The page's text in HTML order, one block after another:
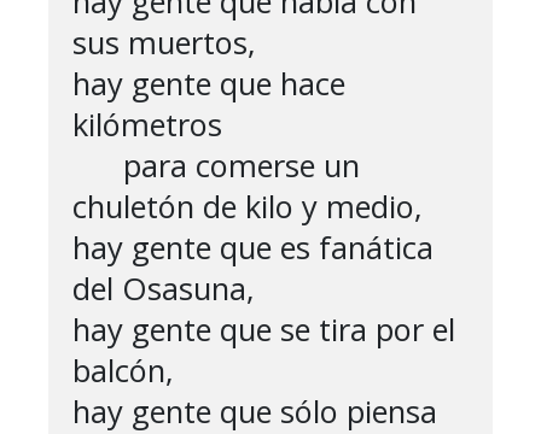
sus muertos,
hay gente que hace
kilómetros
para comerse un
chuletón de kilo y medio,
hay gente que es fanática
del Osasuna,
hay gente que se tira por el
balcón,
hay gente que sólo piensa